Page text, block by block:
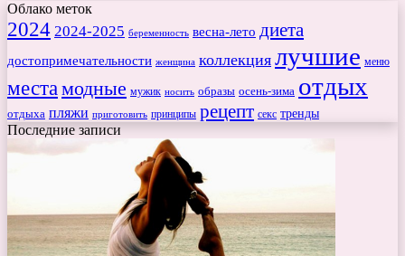
Облако меток
2024 2024-2025 беременность весна-лето диета
достопримечательности женщина коллекция лучшие меню
места модные мужик носить образы осень-зима отдых
отдыха пляжи приготовить принципы рецепт секс тренды
Последние записи